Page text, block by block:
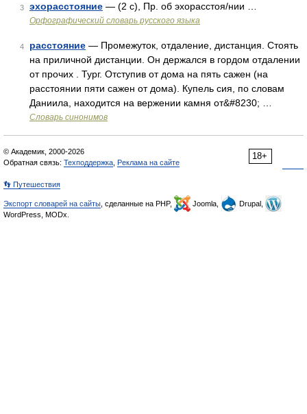
3 эхорасстояние — (2 с), Пр. об эхорасстоя/нии …
Орфографический словарь русского языка
4 расстояние — Промежуток, отдаление, дистанция. Стоять
на приличной дистанции. Он держался в гордом отдалении
от прочих . Тург. Отступив от дома на пять сажен (на
расстоянии пяти сажен от дома). Купель сия, по словам
Даниила, находится на вержении камня от&#8230; …
Словарь синонимов
18+
© Академик, 2000-2026
Обратная связь: Техподдержка Реклама на сайте
👣 Путешествия
Экспорт словарей на сайты , сделанные на PHP, Joomla,
Drupal,
WordPress, MODx.